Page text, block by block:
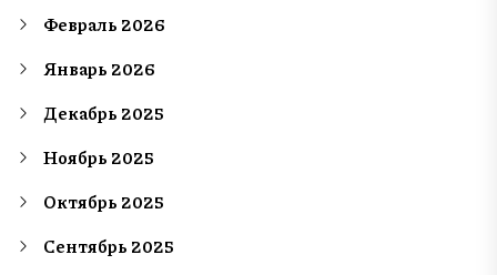
Февраль 2026
Январь 2026
Декабрь 2025
Ноябрь 2025
Октябрь 2025
Сентябрь 2025